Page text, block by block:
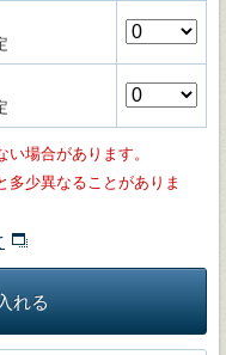
場合があります。
多少異なることがありま
れる